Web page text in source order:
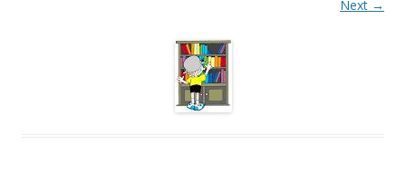
Next →